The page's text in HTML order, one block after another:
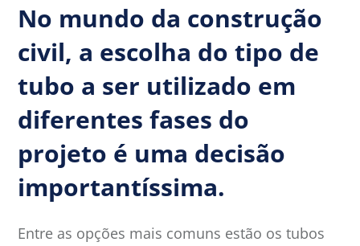
No mundo da construção
civil, a escolha do tipo de
tubo a ser utilizado em
diferentes fases do
projeto é uma decisão
importantíssima.
Entre as opções mais comuns estão os tubos